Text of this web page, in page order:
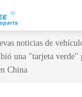
noticias de
una "tarjeta verde"
China